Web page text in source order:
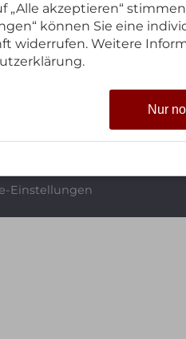
Einstellungen
„Alle akzeptieren“
können Sie eine
widerrufen. Weitere
Nur